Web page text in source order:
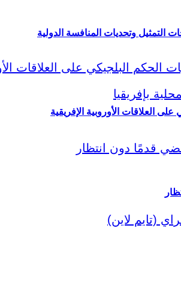
التمثيل وتحديات المنافسة الدولية
العلاقات الأوروبية الإفريقية